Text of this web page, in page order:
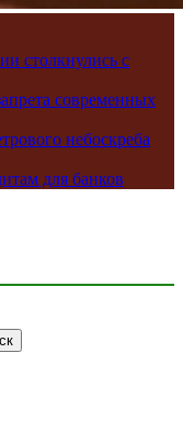
столкнулись с
современных
небоскреба
для банков